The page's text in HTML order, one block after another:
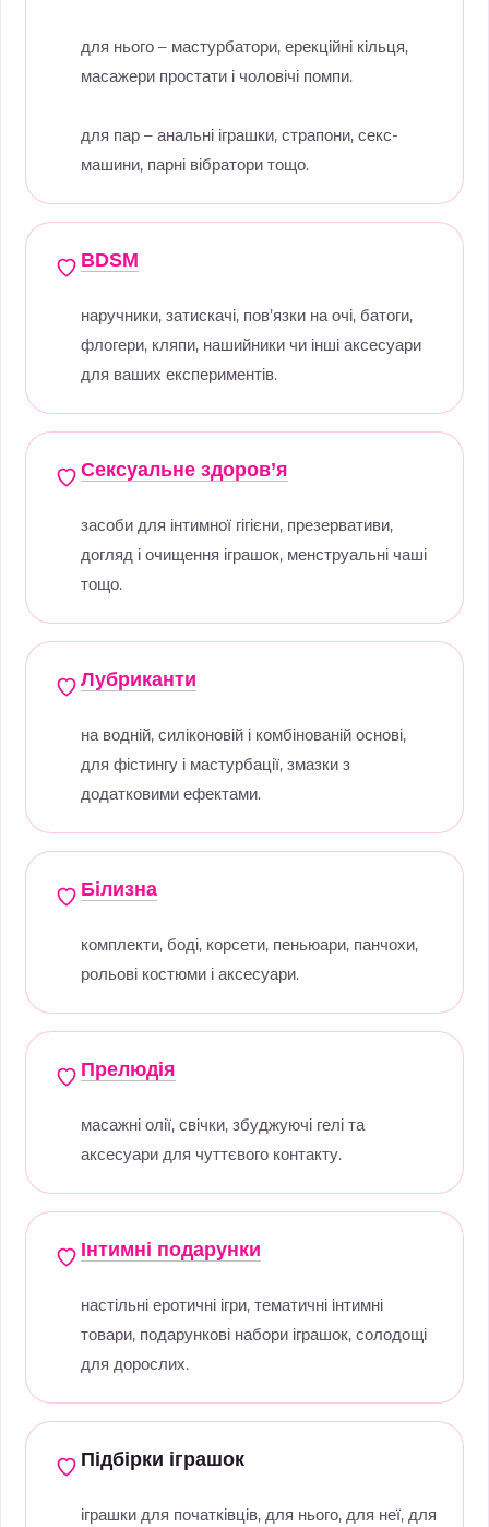
для нього – мастурбатори, ерекційні кільця,
масажери простати і чоловічі помпи.
для пар – анальні іграшки, страпони, секс-
машини, парні вібратори тощо.
BDSM
наручники, затискачі, пов’язки на очі, батоги,
флогери, кляпи, нашийники чи інші аксесуари
для ваших експериментів.
Сексуальне здоров’я
засоби для інтимної гігієни, презервативи,
догляд і очищення іграшок, менструальні чаші
тощо.
Лубриканти
на водній, силіконовій і комбінованій основі,
для фістингу і мастурбації, змазки з
додатковими ефектами.
Білизна
комплекти, боді, корсети, пеньюари, панчохи,
рольові костюми і аксесуари.
Прелюдія
масажні олії, свічки, збуджуючі гелі та
аксесуари для чуттєвого контакту.
Інтимні подарунки
настільні еротичні ігри, тематичні інтимні
товари, подарункові набори іграшок, солодощі
для дорослих.
Підбірки іграшок
іграшки для початківців, для нього, для неї, для